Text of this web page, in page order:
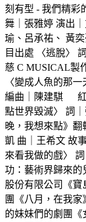
刻有型 - 我們精彩
舞｜張雅婷 演出
瑜、呂承祐、 黃
目出處 〈逃脫〉
慈 C MUSICAL製
〈變成人魚的那
編曲｜陳建騏 紅
點世界毀滅〉 詞
晚，我想來點》
凱 曲｜王希文 故
來看我做的戲〉
功：藝術界歸來的
股份有限公司《寶
團《八月，在我
的妹妹們的劇團《